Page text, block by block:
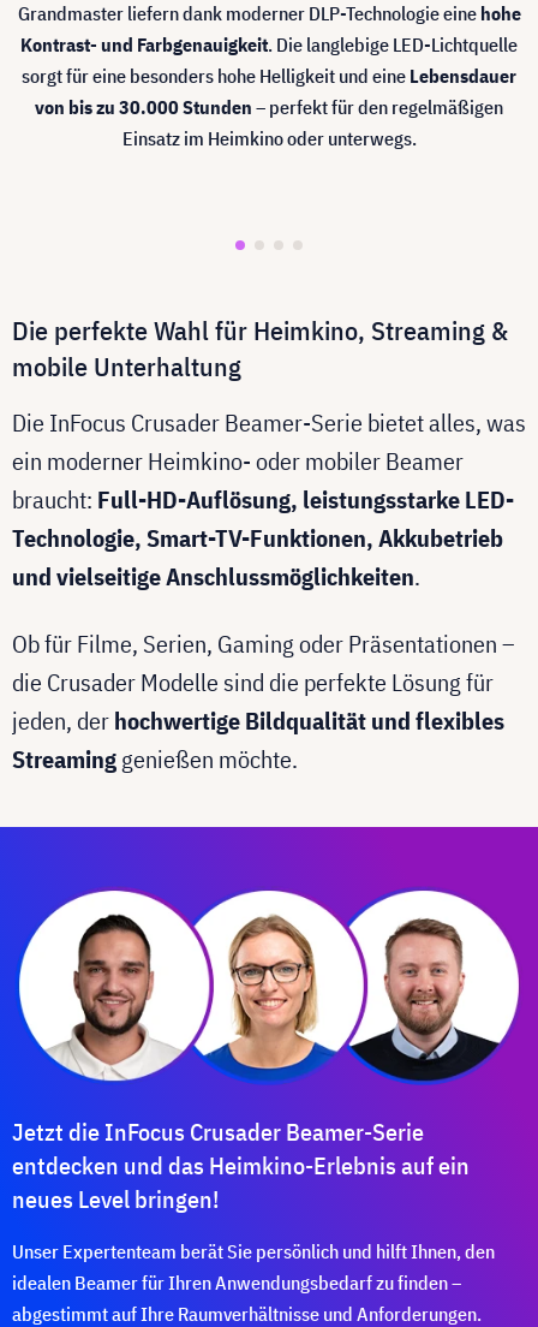
Grandmaster liefern dank moderner DLP-Technologie eine hohe
Kontrast- und Farbgenauigkeit. Die langlebige LED-Lichtquelle
sorgt für eine besonders hohe Helligkeit und eine Lebensdauer
von bis zu 30.000 Stunden – perfekt für den regelmäßigen
Einsatz im Heimkino oder unterwegs.
Die perfekte Wahl für Heimkino, Streaming &
mobile Unterhaltung
Die InFocus Crusader Beamer-Serie bietet alles, was
ein moderner Heimkino- oder mobiler Beamer
braucht: Full-HD-Auflösung, leistungsstarke LED-
Technologie, Smart-TV-Funktionen, Akkubetrieb
und vielseitige Anschlussmöglichkeiten.
Ob für Filme, Serien, Gaming oder Präsentationen –
die Crusader Modelle sind die perfekte Lösung für
jeden, derhochwertige Bildqualität und flexibles
Streaminggenießen möchte.
Jetzt die InFocus Crusader Beamer-Serie
entdecken und das Heimkino-Erlebnis auf ein
neues Level bringen!
Unser Expertenteam berät Sie persönlich und hilft Ihnen, den
idealen Beamer für Ihren Anwendungsbedarf zu finden –
abgestimmt auf Ihre Raumverhältnisse und Anforderungen.